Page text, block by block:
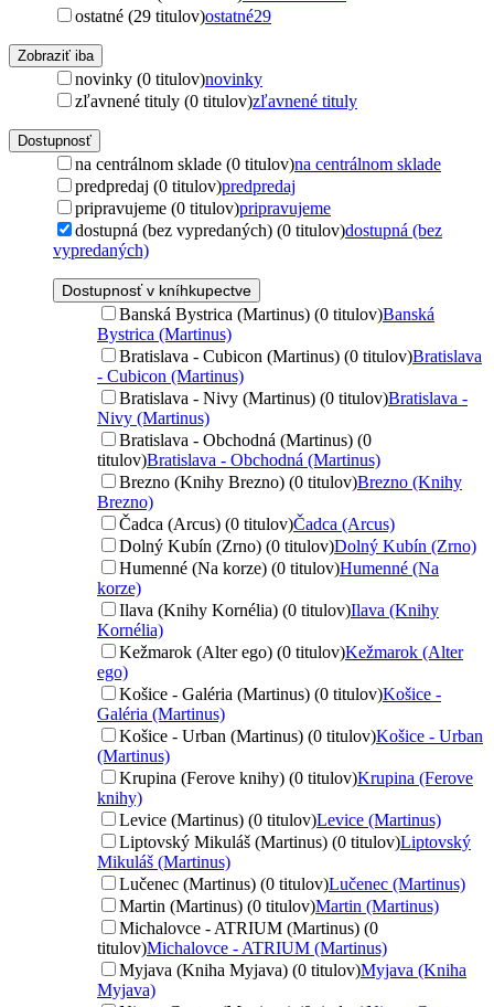
ostatné (29 titulov)ostatné29
Zobraziť iba
novinky (0 titulov)novinky
zľavnené tituly (0 titulov)zľavnené tituly
Dostupnosť
na centrálnom sklade (0 titulov)na centrálnom sklade
predpredaj (0 titulov)predpredaj
pripravujeme (0 titulov)pripravujeme
dostupná (bez vypredaných) (0 titulov)dostupná (bez
vypredaných)
Dostupnosť v kníhkupectve
Banská Bystrica (Martinus) (0 titulov)Banská
Bystrica (Martinus)
Bratislava - Cubicon (Martinus) (0 titulov)Bratislava
- Cubicon (Martinus)
Bratislava - Nivy (Martinus) (0 titulov)Bratislava -
Nivy (Martinus)
Bratislava - Obchodná (Martinus) (0
titulov)Bratislava - Obchodná (Martinus)
Brezno (Knihy Brezno) (0 titulov)Brezno (Knihy
Brezno)
Čadca (Arcus) (0 titulov)Čadca (Arcus)
Dolný Kubín (Zrno) (0 titulov)Dolný Kubín (Zrno)
Humenné (Na korze) (0 titulov)Humenné (Na
korze)
Ilava (Knihy Kornélia) (0 titulov)Ilava (Knihy
Kornélia)
Kežmarok (Alter ego) (0 titulov)Kežmarok (Alter
ego)
Košice - Galéria (Martinus) (0 titulov)Košice -
Galéria (Martinus)
Košice - Urban (Martinus) (0 titulov)Košice - Urban
(Martinus)
Krupina (Ferove knihy) (0 titulov)Krupina (Ferove
knihy)
Levice (Martinus) (0 titulov)Levice (Martinus)
Liptovský Mikuláš (Martinus) (0 titulov)Liptovský
Mikuláš (Martinus)
Lučenec (Martinus) (0 titulov)Lučenec (Martinus)
Martin (Martinus) (0 titulov)Martin (Martinus)
Michalovce - ATRIUM (Martinus) (0
titulov)Michalovce - ATRIUM (Martinus)
Myjava (Kniha Myjava) (0 titulov)Myjava (Kniha
Myjava)